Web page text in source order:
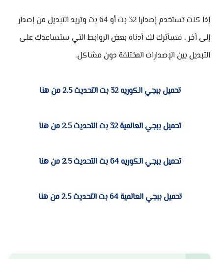
إذا كنت تستخدم إصدارا 32 بت أو 64 بت وتريد التبديل من إصدار
إلى آخر ، فسأترك لك أدناه بعض الروابط التي ستساعدك على
التبديل بين الإصدارات المختلفة دون مشاكل.
تحميل ببجي الكوريه 32 بت التحديث 2.5 من هنا
تحميل ببجي العالمية 32 بت التحديث 2.5 من هنا
تحميل ببجي الكوريه 64 بت التحديث 2.5 من هنا
تحميل ببجي العالمية 64 بت التحديث 2.5 من هنا